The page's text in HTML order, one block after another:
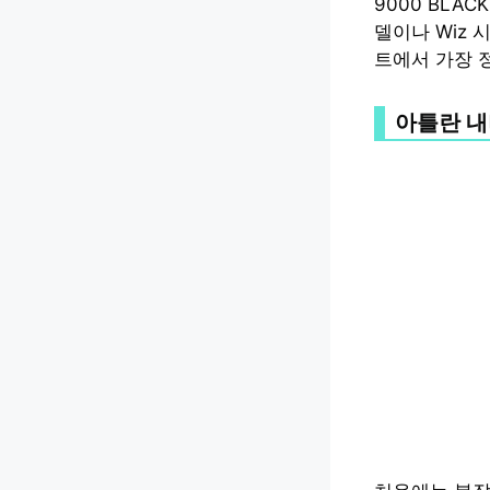
9000
델이나 Wiz
트에서 가장
아틀란